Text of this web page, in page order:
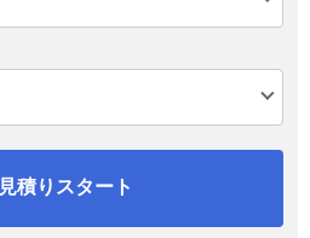
見積りスタート